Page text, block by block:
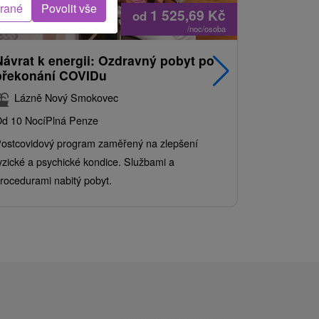
od 1 525,69 Kč
/noc/osoba
k energii: Ozdravný pobyt po
COVIDu
Lázně Nový Smokovec
10 NocíPlná Penze
program zaměřený na zlepšení
a psychické kondice. Službami a
nabitý pobyt.
Povolit vše